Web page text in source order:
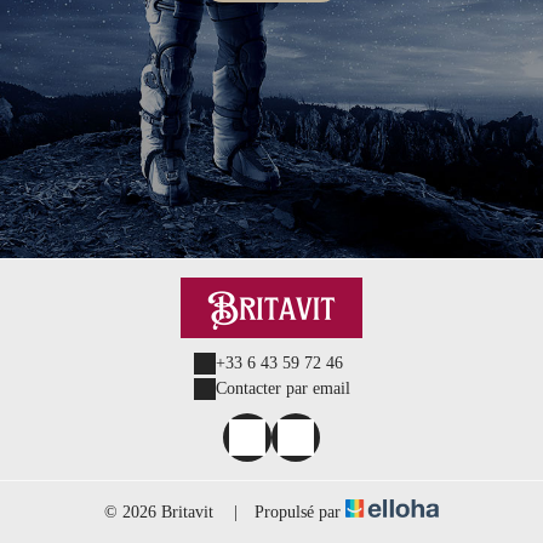
+33 6 43 59 72 46
Contacter par email
© 2026 Britavit Propulsé par